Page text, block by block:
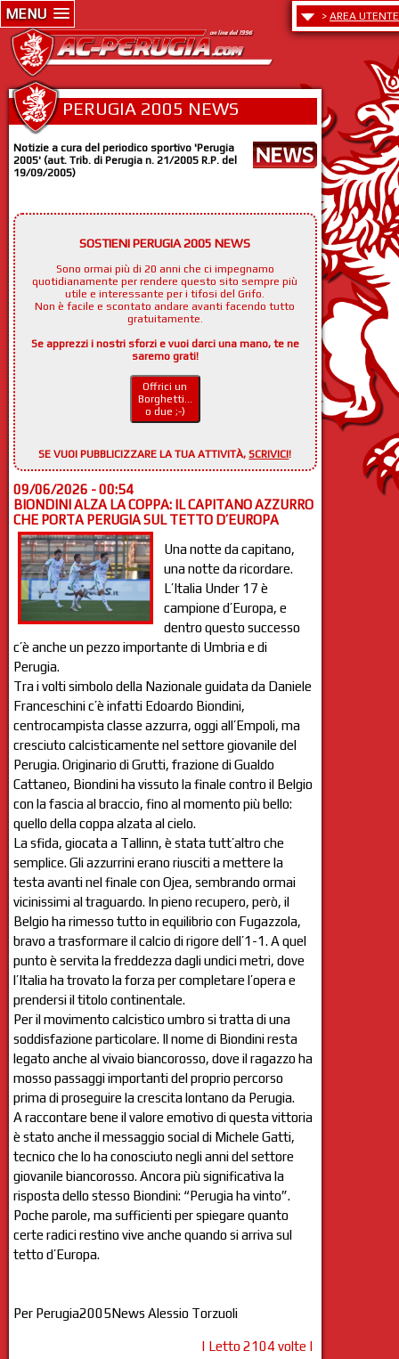
MENU > AREA UTENTE
PERUGIA 2005 NEWS
Notizie a cura del periodico sportivo 'Perugia
2005' (aut. Trib. di Perugia n. 21/2005 R.P. del
19/09/2005)
SOSTIENI PERUGIA 2005 NEWS
Sono ormai più di 20 anni che ci impegnamo
quotidianamente per rendere questo sito sempre più
utile e interessante per i tifosi del Grifo.
Non è facile e scontato andare avanti facendo tutto
gratuitamente.
Se apprezzi i nostri sforzi e vuoi darci una mano, te ne
saremo grati!
Offrici un
Borghetti...
o due ;-)
SE VUOI PUBBLICIZZARE LA TUA ATTIVITÀ,SCRIVICI!
09/06/2026 - 00:54
BIONDINI ALZA LA COPPA: IL CAPITANO AZZURRO
CHE PORTA PERUGIA SUL TETTO D’EUROPA
Una notte da capitano,
una notte da ricordare.
L’Italia Under 17 è
campione d’Europa, e
dentro questo successo
c’è anche un pezzo importante di Umbria e di
Perugia.
Tra i volti simbolo della Nazionale guidata da Daniele
Franceschini c’è infatti Edoardo Biondini,
centrocampista classe azzurra, oggi all’Empoli, ma
cresciuto calcisticamente nel settore giovanile del
Perugia. Originario di Grutti, frazione di Gualdo
Cattaneo, Biondini ha vissuto la finale contro il Belgio
con la fascia al braccio, fino al momento più bello:
quello della coppa alzata al cielo.
La sfida, giocata a Tallinn, è stata tutt’altro che
semplice. Gli azzurrini erano riusciti a mettere la
testa avanti nel finale con Ojea, sembrando ormai
vicinissimi al traguardo. In pieno recupero, però, il
Belgio ha rimesso tutto in equilibrio con Fugazzola,
bravo a trasformare il calcio di rigore dell’1-1. A quel
punto è servita la freddezza dagli undici metri, dove
l’Italia ha trovato la forza per completare l’opera e
prendersi il titolo continentale.
Per il movimento calcistico umbro si tratta di una
soddisfazione particolare. Il nome di Biondini resta
legato anche al vivaio biancorosso, dove il ragazzo ha
mosso passaggi importanti del proprio percorso
prima di proseguire la crescita lontano da Perugia.
A raccontare bene il valore emotivo di questa vittoria
è stato anche il messaggio social di Michele Gatti,
tecnico che lo ha conosciuto negli anni del settore
giovanile biancorosso. Ancora più significativa la
risposta dello stesso Biondini: “Perugia ha vinto”.
Poche parole, ma sufficienti per spiegare quanto
certe radici restino vive anche quando si arriva sul
tetto d’Europa.
Per Perugia2005News Alessio Torzuoli
| Letto 2104 volte |